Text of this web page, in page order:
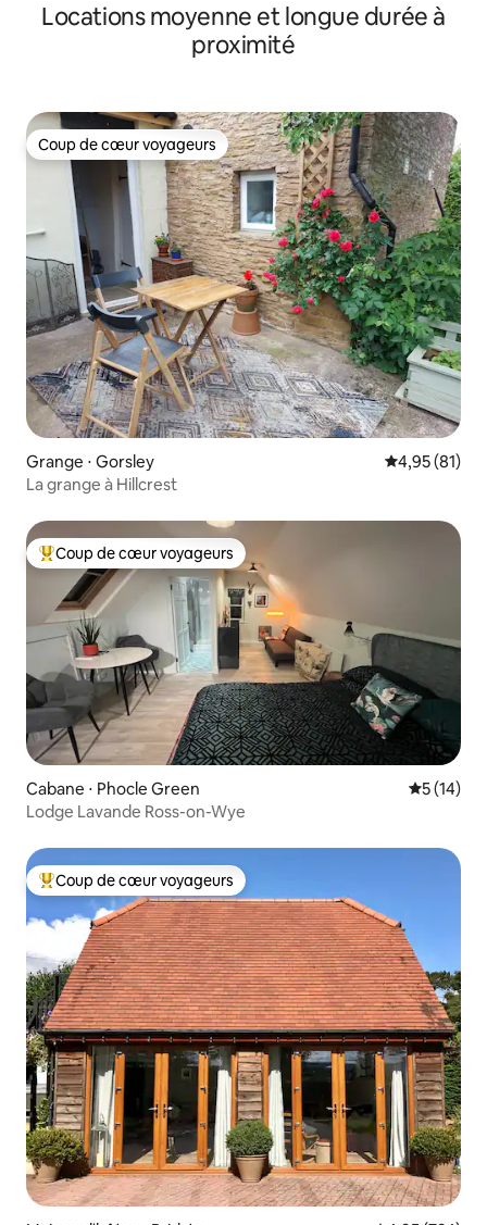
Locations moyenne et longue durée à
proximité
Coup de cœur voyageurs
Coup de cœur voyageurs
Grange ⋅ Gorsley Évaluation
4,95 (81)
La grange à Hillcrest
Coups de cœur voyageurs les plus appréciés
Coup de cœur voyageurs
Cabane ⋅ Phocle Green
5 (14)
Lodge Lavande Ross-on-Wye
Coups de cœur voyageurs les plus appréciés
Coup de cœur voyageurs